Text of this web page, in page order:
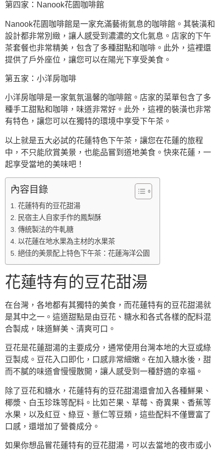
第四家：Nanook花園咖啡館
Nanook花園咖啡館是一家充滿藝術氣息的咖啡館。其裝潢和
設計都非常別緻，讓人感受到濃濃的文化氣息。店家的下午
茶套餐也非常精美，包含了多種甜點和咖啡。此外，這裡還
提供了戶外座位，讓您可以在陽光下享受美食。
第五家：小洋房咖啡
小洋房咖啡是一家氣氛溫馨的咖啡館。店家的菜單包含了多
種手工甜點和咖啡，味道非常好。此外，這裡的裝潢也非常
有特色，讓您可以在獨特的環境中享受下午茶。
以上就是五大必試的花蓮特色下午茶，讓您在花蓮的旅程
中，不只能欣賞美景，也能品嘗到道地美食。快來花蓮，一
起享受當地的美味吧！
內容目錄
花蓮特有的豆花甜湯
民宿主人自家手作的鳳梨酥
傳統製法的牛軋糖
以花蓮在地水果為主材的水果茶
絕佳的美景配上特色下午茶：花蓮海洋公園
花蓮特有的豆花甜湯
在台灣，各地都有其獨特的美食，而花蓮特有的豆花甜湯就
是其中之一。這道甜點是由豆花、糖水和各式各樣的配料混
合製成，味道鮮美、清爽可口。
豆花是花蓮甜湯的主要成分，通常使用台灣本地的大豆或綠
豆製成。豆花入口即化，口感非常細嫩。在加入糖水後，甜
而不膩的味道會慢慢散開，讓人感受到一種舒適的幸福。
除了豆花和糖水，花蓮特有的豆花甜湯還會加入各種鮮果、
椰漿、白玉珍珠等配料。比如芒果、草莓、奇異果、香蕉等
水果，以及紅豆、綠豆、薏仁等豆類，這些配料不僅豐富了
口感，還增加了營養成分。
如果你想品嘗花蓮特有的豆花甜湯，可以去當地的夜市或小